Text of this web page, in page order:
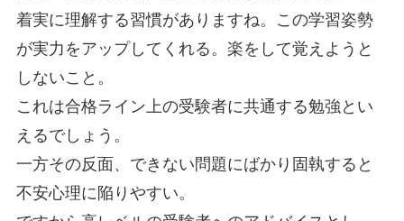
着実に理解する習慣がありますね。この学習姿勢
が実力をアップしてくれる。楽をして覚えようと
しないこと。
これは合格ライン上の受験者に共通する勉強とい
えるでしょう。
一方その反面、できない問題にばかり固執すると
不安心理に陥りやすい。